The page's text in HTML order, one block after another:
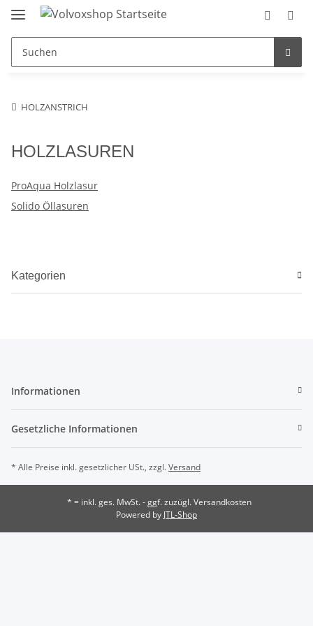
HOLZANSTRICH
HOLZLASUREN
ProAqua Holzlasur
Solido Öllasuren
Kategorien
Informationen
Gesetzliche Informationen
* Alle Preise inkl. gesetzlicher USt., zzgl.Versand
* = inkl. ges. MwSt. - ggf. zuzügl. Versandkosten
Powered by JTL-Shop